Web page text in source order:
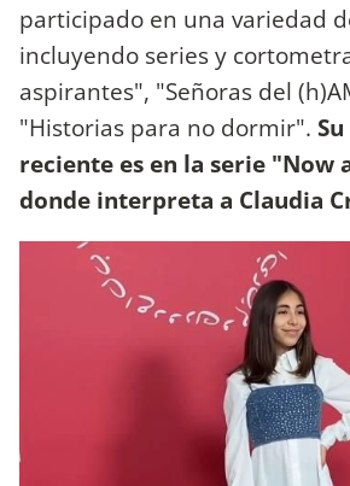
participado en una variedad
incluyendo series y
aspirantes", "Señoras del
"Historias para no dormir".
reciente es en la serie "Now
donde interpreta a Claudia